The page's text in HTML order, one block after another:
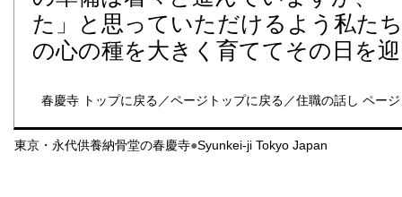
た」と思っていただけるよう私た
の心の種を大きく育ててその日を
春慶寺 トップに戻る ／ページトップに戻る ／住職の話し ペー
東京・永代供養納骨堂の春慶寺●Syunkei-ji Tokyo Japan